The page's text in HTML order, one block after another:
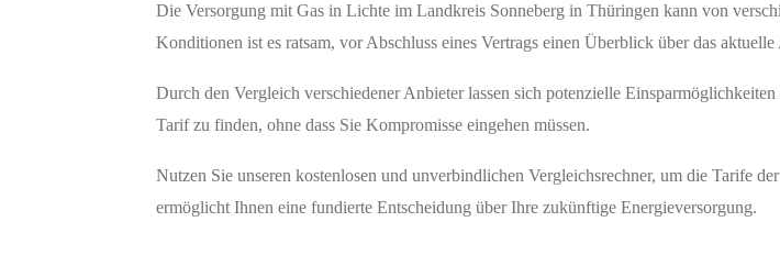
Die Versorgung mit Gas in Lichte im Landkreis Sonneberg in Thüringen kann von
Konditionen ist es ratsam, vor Abschluss eines Vertrags einen Überblick über das
Durch den Vergleich verschiedener Anbieter lassen sich potenzielle
Tarif zu finden, ohne dass Sie Kompromisse eingehen müssen.
Nutzen Sie unseren kostenlosen und unverbindlichen Vergleichsrechner, um die Tarife
ermöglicht Ihnen eine fundierte Entscheidung über Ihre zukünftige Energieversorgung.